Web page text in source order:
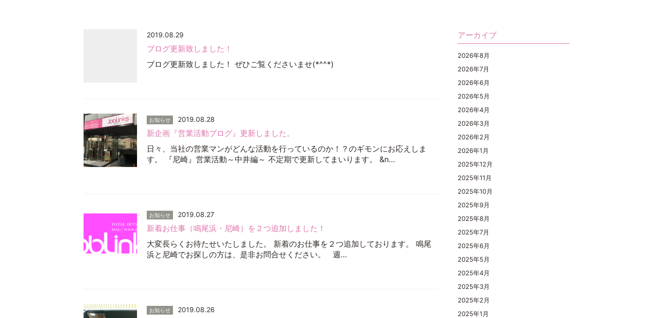
2019.08.29
ブログ更新致しました！
ブログ更新致しました！ ぜひご覧くださいませ(*^^*)
お知らせ 2019.08.28
新企画『営業活動ブログ』更新しました。
日々、当社の営業マンがどんな活動を行っているのか！？のギモンにお応えしま
す。 『尼崎』営業活動～中井編～ 不定期で更新してまいります。 &n…
お知らせ 2019.08.27
新着お仕事（鳴尾浜・尼崎）を２つ追加しました！
大変長らくお待たせいたしました。 新着のお仕事を２つ追加しております。 鳴尾
浜と尼崎でお探しの方は、是非お問合せください。 週…
お知らせ 2019.08.26
アーカイブ
2026年8月
2026年7月
2026年6月
2026年5月
2026年4月
2026年3月
2026年2月
2026年1月
2025年12月
2025年11月
2025年10月
2025年9月
2025年8月
2025年7月
2025年6月
2025年5月
2025年4月
2025年3月
2025年2月
2025年1月